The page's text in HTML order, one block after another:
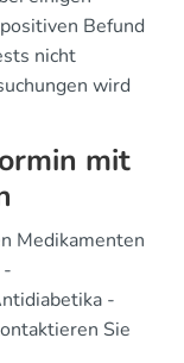
Befund
nicht
wird
mit
Medikamenten
-
-
Sie